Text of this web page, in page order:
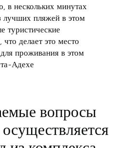
в нескольких минутах
лучших пляжей в этом
туристические
что делает это место
проживания в этом
Адехе
вопросы
осуществляется